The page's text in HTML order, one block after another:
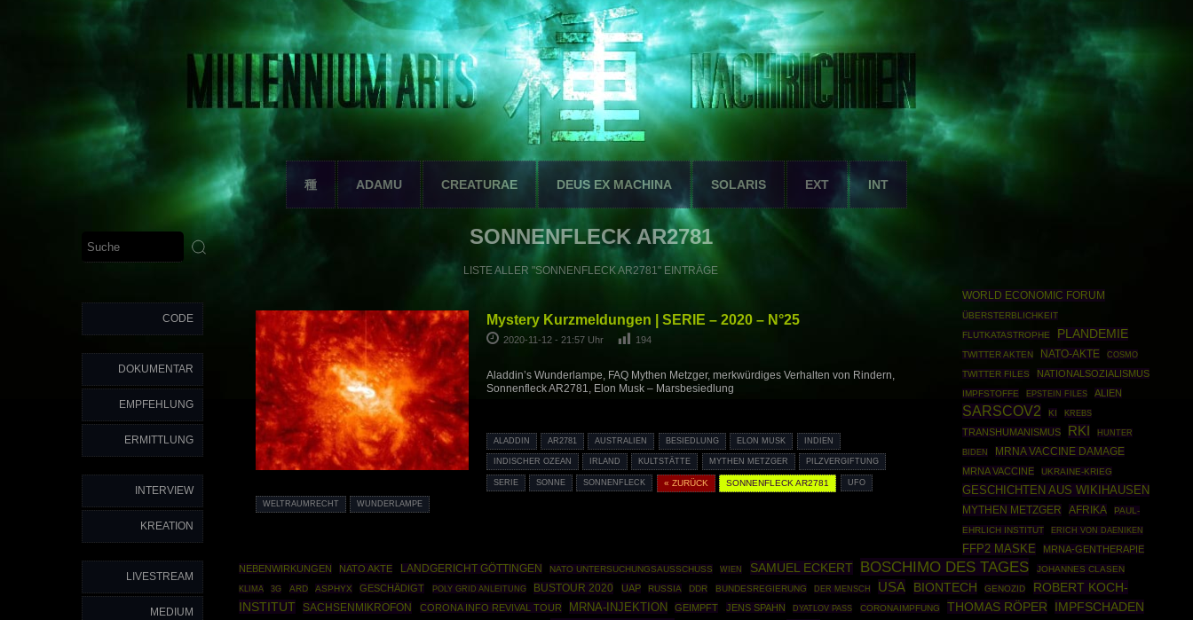
種 ADAMU CREATURAE DEUS EX MACHINA SOLARIS EXT INT
CODE
DOKUMENTAR
EMPFEHLUNG
ERMITTLUNG
INTERVIEW
KREATION
LIVESTREAM
MEDIUM
SONNENFLECK AR2781
LISTE ALLER "SONNENFLECK AR2781" EINTRÄGE
Mystery Kurzmeldungen | SERIE – 2020 – N°25
2020-11-12 - 21:57 Uhr 194
Aladdin’s Wunderlampe, FAQ Mythen Metzger, merkwürdiges Verhalten von Rindern,
Sonnenfleck AR2781, Elon Musk – Marsbesiedlung
ALADDIN AR2781 AUSTRALIEN BESIEDLUNG ELON MUSK INDIEN
INDISCHER OZEAN IRLAND KULTSTÄTTE MYTHEN METZGER PILZVERGIFTUNG
SERIE SONNE SONNENFLECK « ZURÜCK SONNENFLECK AR2781 UFO
WELTRAUMRECHT WUNDERLAMPE
WORLD ECONOMIC FORUM
ÜBERSTERBLICHKEIT
FLUTKATASTROPHE
PLANDEMIE
TWITTER AKTEN NATO-AKTE
COSMO
TWITTER FILES
NATIONALSOZIALISMUS
IMPFSTOFFE EPSTEIN FILES ALIEN
SARSCOV2 KI KREBS
TRANSHUMANISMUS RKI HUNTER
BIDEN
MRNA VACCINE DAMAGE
MRNA VACCINE
UKRAINE-KRIEG
GESCHICHTEN AUS WIKIHAUSEN
MYTHEN METZGER AFRIKA
PAUL-
EHRLICH INSTITUT
ERICH VON DAENIKEN
FFP2 MASKE
MRNA-GENTHERAPIE
NEBENWIRKUNGEN
NATO AKTE LANDGERICHT GÖTTINGEN NATO UNTERSUCHUNGSAUSSCHUSS WIEN SAMUEL ECKERT BOSCHIMO DES TAGES JOHANNES CLASEN
KLIMA 3G ARD ASPHYX GESCHÄDIGT POLY GRID ANLEITUNG BUSTOUR 2020 UAP RUSSIA DDR BUNDESREGIERUNG DER MENSCH USA BIONTECH GENOZID
ROBERT KOCH-
INSTITUT
SACHSENMIKROFON CORONA INFO REVIVAL TOUR MRNA-INJEKTION GEIMPFT JENS SPAHN DYATLOV PASS CORONAIMPFUNG THOMAS RÖPER IMPFSCHADEN